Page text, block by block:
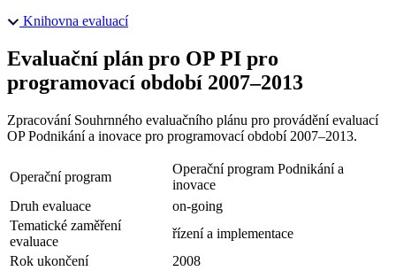
Knihovna evaluací
Evaluační plán pro OP PI pro
programovací období 2007–2013
Zpracování Souhrnného evaluačního plánu pro provádění evaluací
OP Podnikání a inovace pro programovací období 2007–2013.
Operační program
Operační program Podnikání a
inovace
Druh evaluace
on-going
Tematické zaměření
evaluace
řízení a implementace
Rok ukončení
2008